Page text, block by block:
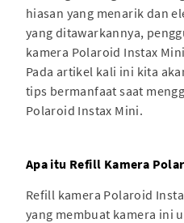
hiasan yang menarik dan
yang ditawarkannya,
kamera Polaroid Instax
Pada artikel kali ini kita
tips bermanfaat saat
Polaroid Instax Mini.
Apa itu Refill Kamera
Refill kamera Polaroid
yang membuat kamera ini